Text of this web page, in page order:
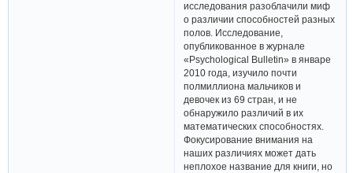
исследования разоблачили миф
о различии способностей разных
полов. Исследование,
опубликованное в журнале
«Psychological Bulletin» в январе
2010 года, изучило почти
полмиллиона мальчиков и
девочек из 69 стран, и не
обнаружило различий в их
математических способностях.
Фокусирование внимания на
наших различиях может дать
неплохое название для книги, но